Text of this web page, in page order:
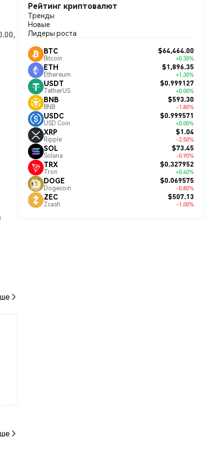
Рейтинг криптовалют
Тренды
Новые
Лидеры роста
BTC
Bitcoin
$64,464.00
+0.30%
ETH
Ethereum
$1,896.35
+1.30%
USDT
TetherUS
$0.999127
+0.00%
BNB
BNB
$593.30
-1.80%
USDC
USD Coin
$0.999571
+0.00%
XRP
Ripple
$1.04
-2.50%
SOL
Solana
$73.45
-0.90%
TRX
Tron
$0.327952
+0.40%
DOGE
Dogecoin
$0.069575
-0.80%
ZEC
Zcash
$507.13
-1.00%